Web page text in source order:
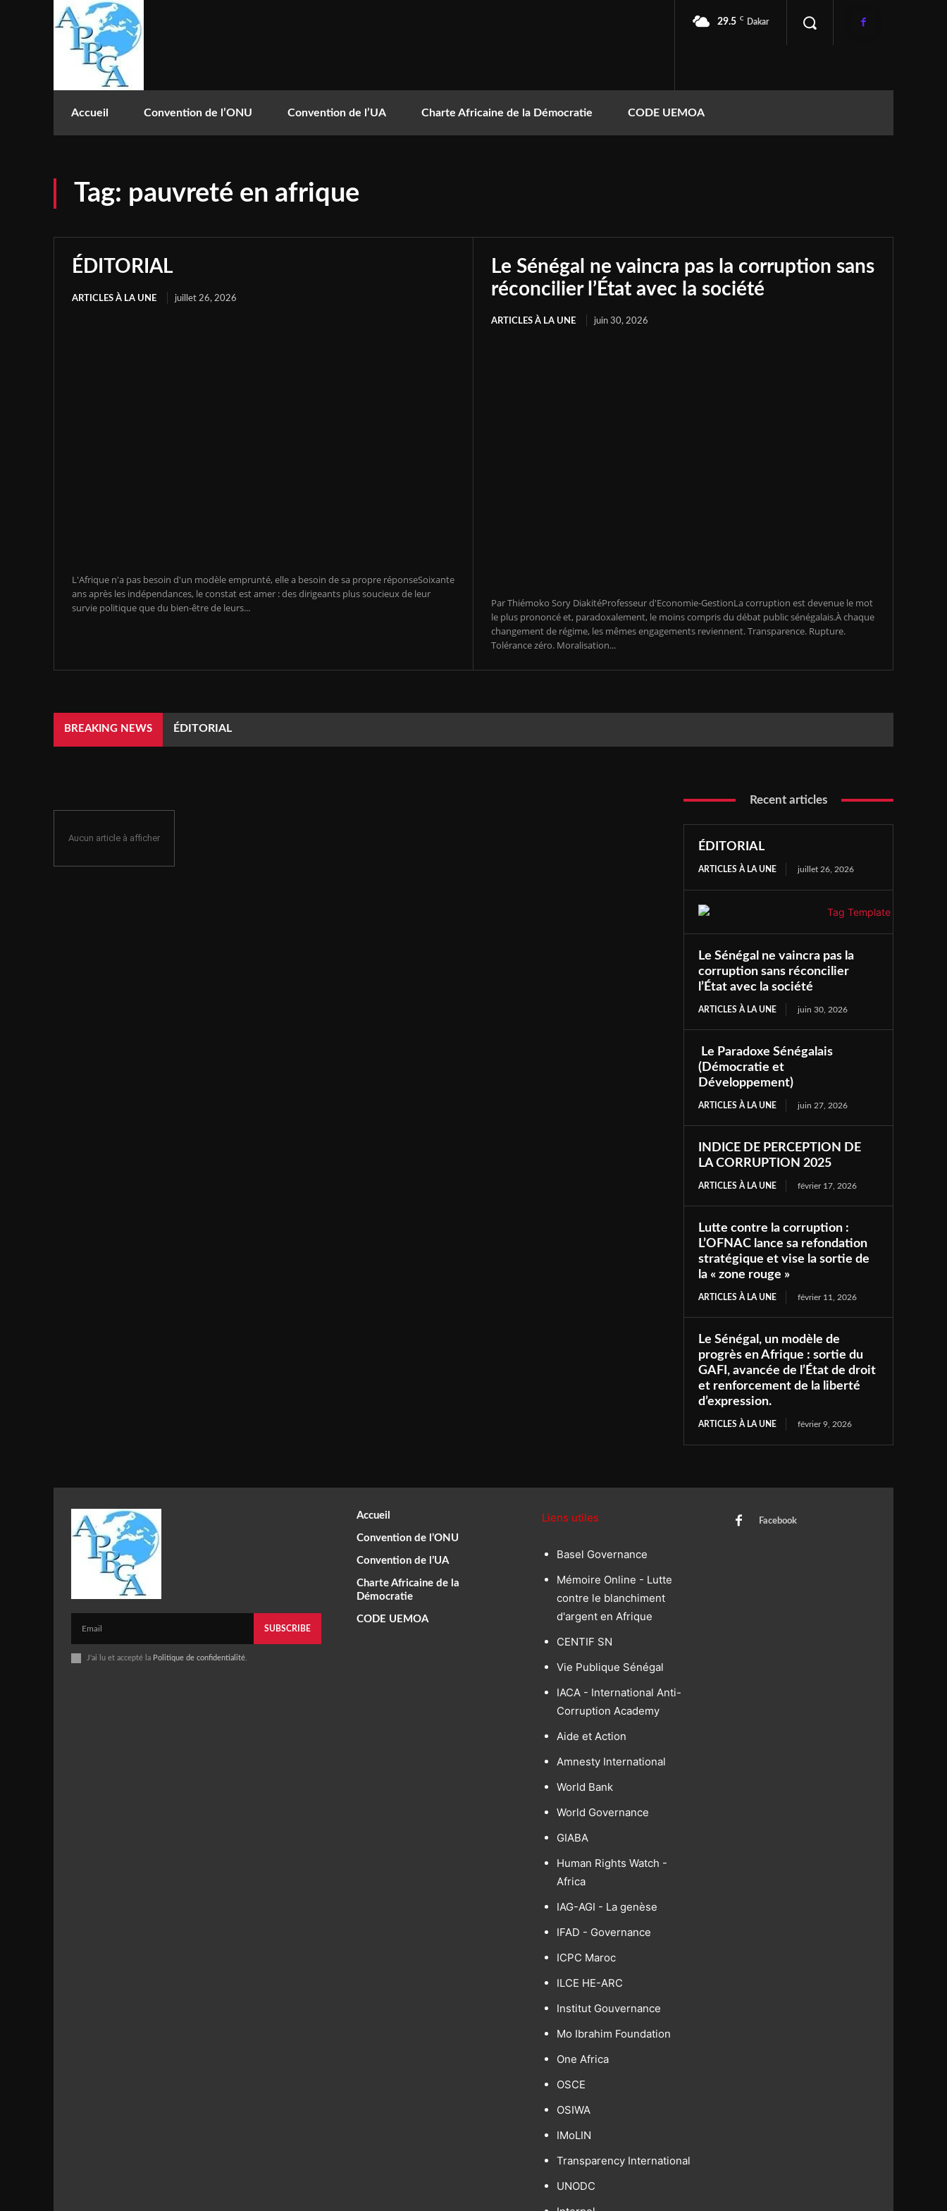
29.5 C Dakar
Accueil Convention de l’ONU Convention de l’UA Charte Africaine de la Démocratie CODE UEMOA
Tag: pauvreté en afrique
ÉDITORIAL
ARTICLES À LA UNE juillet 26, 2026
L'Afrique n'a pas besoin d'un modèle emprunté, elle a besoin de sa propre réponseSoixante
ans après les indépendances, le constat est amer : des dirigeants plus soucieux de leur
survie politique que du bien-être de leurs...
Le Sénégal ne vaincra pas la corruption sans
réconcilier l’État avec la société
ARTICLES À LA UNE juin 30, 2026
Par Thiémoko Sory DiakitéProfesseur d'Economie-GestionLa corruption est devenue le mot
le plus prononcé et, paradoxalement, le moins compris du débat public sénégalais.À chaque
changement de régime, les mêmes engagements reviennent. Transparence. Rupture.
Tolérance zéro. Moralisation...
BREAKING NEWS ÉDITORIAL
Aucun article à afficher
Recent articles
ÉDITORIAL
ARTICLES À LA UNE juillet 26, 2026
Le Sénégal ne vaincra pas la
corruption sans réconcilier
l’État avec la société
ARTICLES À LA UNE juin 30, 2026
Le Paradoxe Sénégalais
(Démocratie et
Développement)
ARTICLES À LA UNE juin 27, 2026
INDICE DE PERCEPTION DE
LA CORRUPTION 2025
ARTICLES À LA UNE février 17, 2026
Lutte contre la corruption :
L’OFNAC lance sa refondation
stratégique et vise la sortie de
la « zone rouge »
ARTICLES À LA UNE février 11, 2026
Le Sénégal, un modèle de
progrès en Afrique : sortie du
GAFI, avancée de l’État de droit
et renforcement de la liberté
d’expression.
ARTICLES À LA UNE février 9, 2026
SUBSCRIBE
J'ai lu et accepté la Politique de confidentialité
Accueil
Convention de l’ONU
Convention de l’UA
Charte Africaine de la
Démocratie
CODE UEMOA
Liens utiles
Basel Governance
Mémoire Online - Lutte
contre le blanchiment
d'argent en Afrique
CENTIF SN
Vie Publique Sénégal
IACA - International Anti-
Corruption Academy
Aide et Action
Amnesty International
World Bank
World Governance
GIABA
Human Rights Watch -
Africa
IAG-AGI - La genèse
IFAD - Governance
ICPC Maroc
ILCE HE-ARC
Institut Gouvernance
Mo Ibrahim Foundation
One Africa
OSCE
OSIWA
IMoLIN
Transparency International
UNODC
Facebook